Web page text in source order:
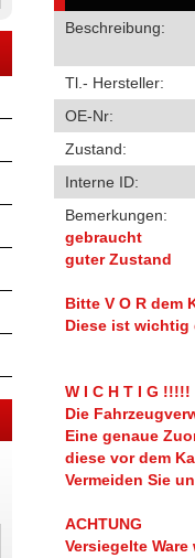
Beschreibung:
Tl.- Hersteller:
OE-Nr:
Zustand:
Interne ID:
Bemerkungen:
gebraucht
guter Zustand
Bitte V O R dem
Diese ist wichtig
W I C H T I G !!!!!
Die
Eine genaue
diese vor dem
Vermeiden Sie
ACHTUNG
Versiegelte